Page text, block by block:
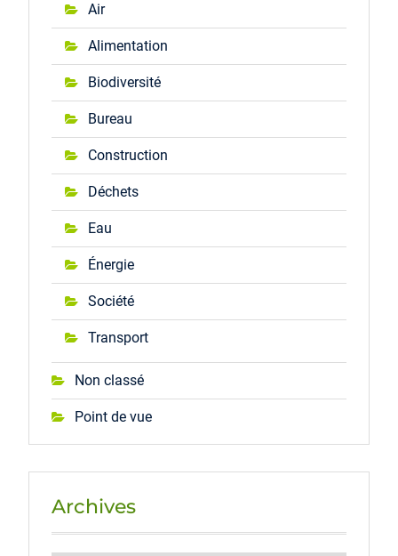
Air
Alimentation
Biodiversité
Bureau
Construction
Déchets
Eau
Énergie
Société
Transport
Non classé
Point de vue
Archives